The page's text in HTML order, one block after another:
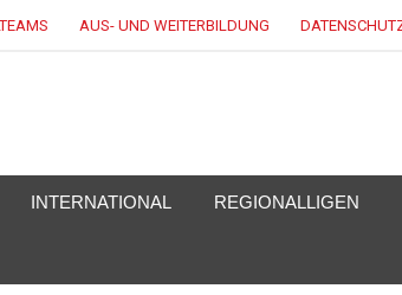
AUS- UND WEITERBILDUNG
INTERNATIONAL REGIONALLIGEN